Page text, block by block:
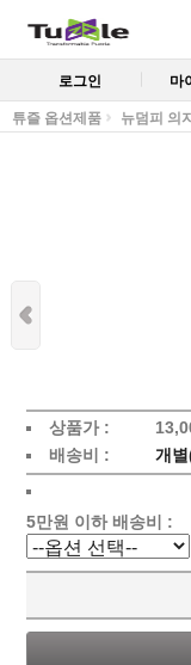
로그인 마
튜즐 옵션제품 뉴덤피 의
상품가 :
배송비 : 개
5만원 이하 배송비 :